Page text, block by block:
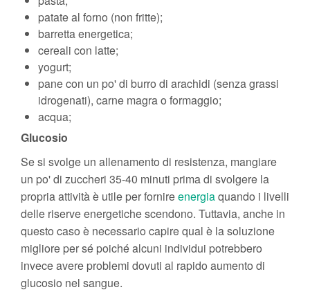
patate al forno (non fritte);
barretta energetica;
cereali con latte;
yogurt;
pane con un po' di burro di arachidi (senza grassi
idrogenati), carne magra o formaggio;
acqua;
Glucosio
Se si svolge un allenamento di resistenza, mangiare
un po' di zuccheri 35-40 minuti prima di svolgere la
propria attività è utile per fornireenergiaquando i livelli
delle riserve energetiche scendono. Tuttavia, anche in
questo caso è necessario capire qual è la soluzione
migliore per sé poiché alcuni individui potrebbero
invece avere problemi dovuti al rapido aumento di
glucosio nel sangue.